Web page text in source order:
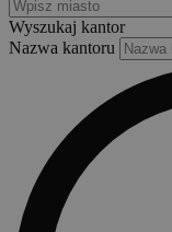
Wyszukaj kantor
Nazwa kantoru